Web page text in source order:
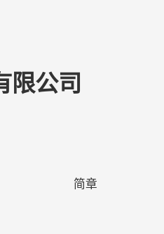
限公司
简章